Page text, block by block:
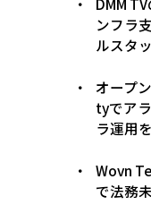
ンフラ
ルスタ
オープ
tyでア
ラ運用
Wovn
で法務